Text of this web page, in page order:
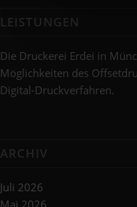
LEISTUNGEN
Die Druckerei Erdei in
Möglichkeiten des
Digital-Druckverfahren.
ARCHIV
Juli 2026
Mai 2026